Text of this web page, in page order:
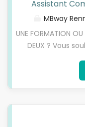
Traitement des
Aide à la
constructeurs -
pièces SAV -
factures d'achat,
Assistant
MBway
UNE FORMATION OU
DEUX ? Vous
la rentrée 2025.
Management
terrain chez